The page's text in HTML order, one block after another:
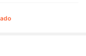
de campi